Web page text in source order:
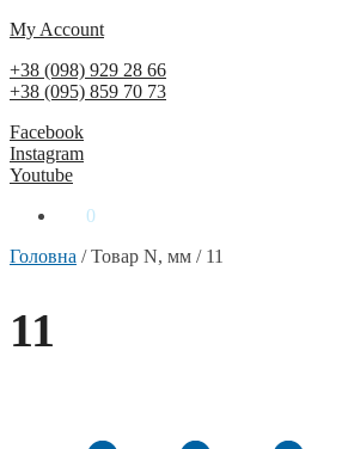
My Account
+38 (098) 929 28 66
+38 (095) 859 70 73
Facebook
Instagram
Youtube
0
Головна /Товар N, мм / 11
11